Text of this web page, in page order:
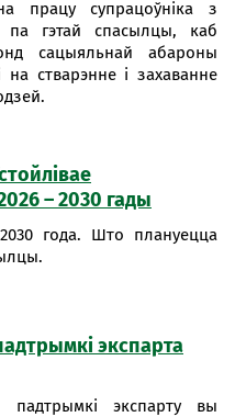
працу супрацоўніка з
па гэтай спасылцы, каб
сацыяльнай абароны
на стварэнне і захаванне
– 2030 гады
года. Што плануецца
экспарта
экспарту вы